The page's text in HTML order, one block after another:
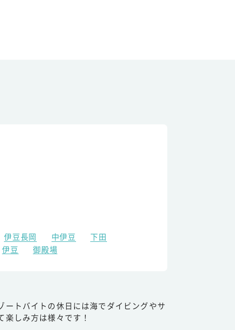
伊豆長岡 中伊豆
下田
伊豆 御殿場
トバイトの休日には海でダイビングやサ
しみ方は様々です！